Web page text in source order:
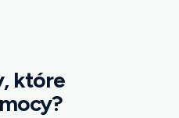
które